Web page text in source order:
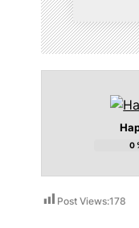
0
Post Views:178